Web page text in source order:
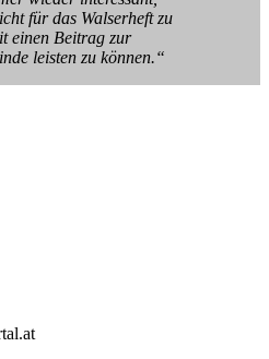
für das Walserheft zu
einen Beitrag zur
leisten zu können.“